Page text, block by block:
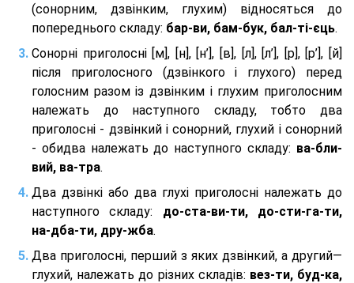
(сонорним, дзвінким, глухим) відносяться до
попереднього складу: бар-ви, бам-бук, бал-ті-єць.
Сонорні приголосні [м], [н], [н’], [в], [л], [л’], [р], [р’], [й]
після приголосного (дзвінкого і глухого) перед
голосним разом із дзвінким і глухим приголосним
належать до наступного складу, тобто два
приголосні - дзвінкий і сонорний, глухий і сонорний
- обидва належать до наступного складу: ва-бли-
вий, ва-тра.
Два дзвінкі або два глухі приголосні належать до
наступного складу: до-ста-ви-ти, до-сти-га-ти,
на-дба-ти, дру-жба.
Два приголосні, перший з яких дзвінкий, а другий—
глухий, належать до різних складів: вез-ти, буд-ка,